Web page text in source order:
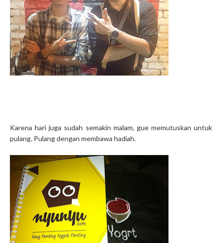
Karena hari juga sudah semakin malam, gue memutuskan untuk
pulang. Pulang dengan membawa hadiah.